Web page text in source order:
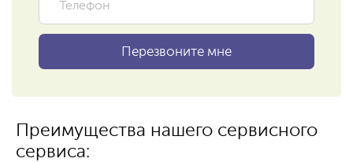
Преимущества нашего сервисного
сервиса: